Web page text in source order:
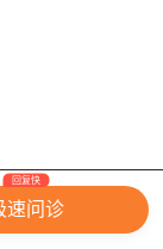
速问诊
回复快